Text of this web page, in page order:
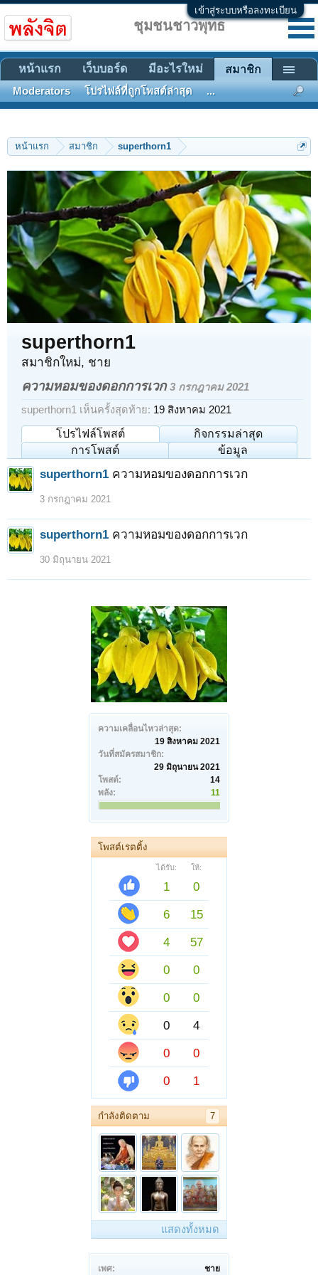
เข้าสู่ระบบหรือลงทะเบียน
หน้าแรก สมาชิก superthorn1
ความเคลื่อนไหวล่าสุด:
19 สิงหาคม 2021
วันที่สมัครสมาชิก:
29 มิถุนายน 2021
โพสต์:
14
พลัง:
11
โพสต์เรตติ้ง
ได้รับ: ให้:
1
0
6
15
4
57
0
0
0
0
0
4
0
0
0
1
กำลังติดตาม 7
แสดงทั้งหมด
เพศ: ชาย
superthorn1
สมาชิกใหม่, ชาย
ความหอมของดอกการเวก3 กรกฎาคม 2021
superthorn1 เห็นครั้งสุดท้าย: 19 สิงหาคม 2021
โปรไฟล์โพสต์
กิจกรรมล่าสุด
การโพสต์
ข้อมูล
superthorn1 ความหอมของดอกการเวก
3 กรกฎาคม 2021
superthorn1 ความหอมของดอกการเวก
30 มิถุนายน 2021
ชุมชนชาวพุทธ
หน้าแรก เว็บบอร์ด มีอะไรใหม่ สมาชิก
Moderators โปรไฟล์ที่ถูกโพสต์ล่าสุด ...